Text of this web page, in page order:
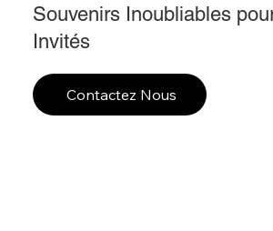
Souvenirs Inoubliables
Invités
Contactez Nous